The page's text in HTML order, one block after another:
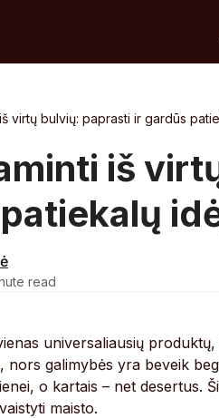
virtų bulvių: paprasti ir gardūs
iš
read
universaliausių
nors galimybės yra beveik
o kartais – net desertus.
maisto.